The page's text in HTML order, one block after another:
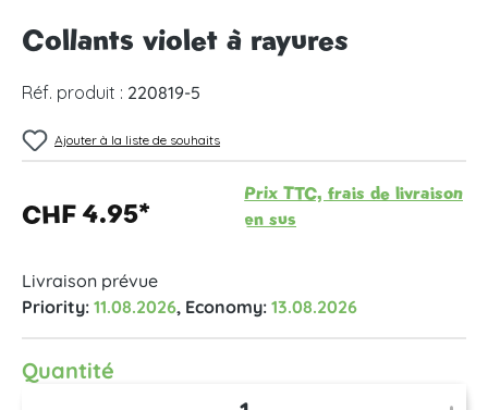
Collants violet à rayures
Réf. produit : 220819-5
Ajouter à la liste de souhaits
CHF 4.95*
Prix TTC, frais de livraison
en sus
Livraison prévue
Priority: 11.08.2026, Economy: 13.08.2026
Quantité